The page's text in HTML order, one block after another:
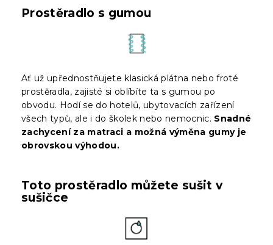
Prostěradlo s gumou
Ať už upřednostňujete klasická plátna nebo froté
prostěradla, zajisté si oblíbíte ta s gumou po
obvodu. Hodí se do hotelů, ubytovacích zařízení
všech typů, ale i do školek nebo nemocnic. Snadné
zachycení za matraci a možná výměna gumy je
obrovskou výhodou.
Toto prostěradlo můžete sušit v
sušičce